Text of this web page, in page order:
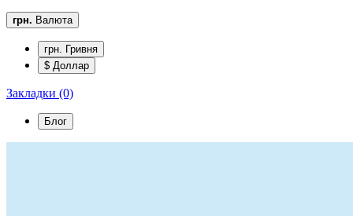
грн. Валюта
грн. Гривня
$ Доллар
Закладки (0)
Блог